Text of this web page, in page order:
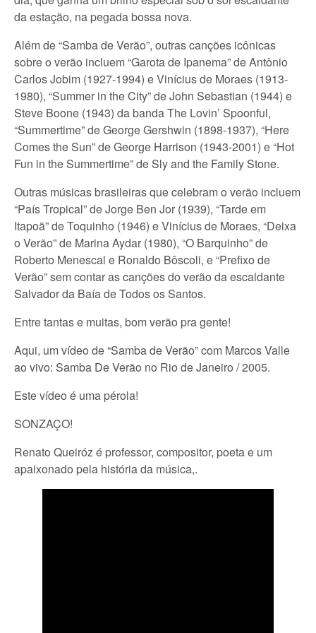
da estação, na pegada bossa nova.
Além de “Samba de Verão”, outras canções icônicas
sobre o verão incluem “Garota de Ipanema” de Antônio
Carlos Jobim (1927-1994) e Vinícius de Moraes (1913-
1980), “Summer in the City” de John Sebastian (1944) e
Steve Boone (1943) da banda The Lovin’ Spoonful,
“Summertime” de George Gershwin (1898-1937), “Here
Comes the Sun” de George Harrison (1943-2001) e “Hot
Fun in the Summertime” de Sly and the Family Stone.
Outras músicas brasileiras que celebram o verão incluem
“País Tropical” de Jorge Ben Jor (1939), “Tarde em
Itapoã” de Toquinho (1946) e Vinícius de Moraes, “Deixa
o Verão” de Marina Aydar (1980), “O Barquinho” de
Roberto Menescal e Ronaldo Bôscoli, e “Prefixo de
Verão” sem contar as canções do verão da escaldante
Salvador da Baía de Todos os Santos.
Entre tantas e muitas, bom verão pra gente!
Aqui, um vídeo de “Samba de Verão” com Marcos Valle
ao vivo: Samba De Verão no Rio de Janeiro / 2005.
Este vídeo é uma pérola!
SONZAÇO!
Renato Queiróz é professor, compositor, poeta e um
apaixonado pela história da música,.